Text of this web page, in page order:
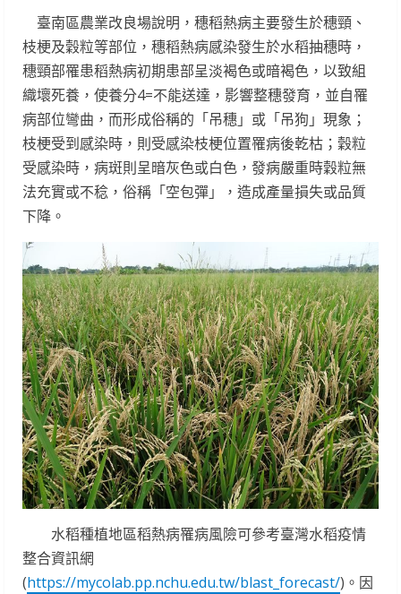
臺南區農業改良場說明，穗稻熱病主要發生於穗頸、
枝梗及穀粒等部位，穗稻熱病感染發生於水稻抽穗時，
穗頸部罹患稻熱病初期患部呈淡褐色或暗褐色，以致組
織壞死養，使養分4=不能送達，影響整穗發育，並自罹
病部位彎曲，而形成俗稱的「吊穗」或「吊狗」現象；
枝梗受到感染時，則受感染枝梗位置罹病後乾枯；穀粒
受感染時，病斑則呈暗灰色或白色，發病嚴重時穀粒無
法充實或不稔，俗稱「空包彈」，造成產量損失或品質
下降。
水稻種植地區稻熱病罹病風險可參考臺灣水稻疫情
整合資訊網
(https://mycolab.pp.nchu.edu.tw/blast_forecast/)。因